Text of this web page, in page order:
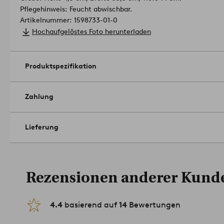
Pflegehinweis: Feucht abwischbar.
Artikelnummer: 1598733-01-0
Hochaufgelöstes Foto herunterladen
Produktspezifikation
Zahlung
Lieferung
Rezensionen anderer
4.4 basierend auf 14 Bewertungen